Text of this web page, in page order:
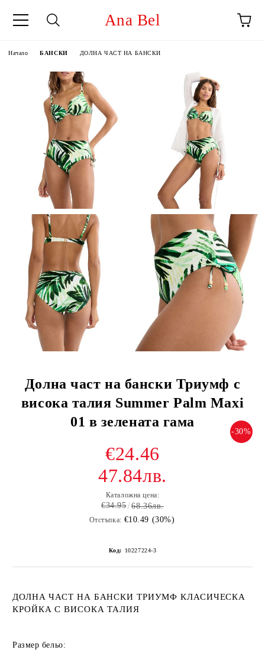
Ana Bel
Начало БАНСКИ ДОЛНА ЧАСТ НА БАНСКИ
Долна част на бански Триумф с
висока талия Summer Palm Maxi
01 в зелената гама
-30%
€24.46
47.84лв.
Каталожна цена:
€34.95 68.36лв.
Отстъпка: €10.49 (30%)
Код: 10227224-3
ДОЛНА ЧАСТ НА БАНСКИ ТРИУМФ КЛАСИЧЕСКА
КРОЙКА С ВИСОКА ТАЛИЯ
Размер бельо: